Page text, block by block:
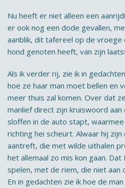
Nu heeft er niet alleen een
er ook nog een dode gevallen,
aanblik, dit tafereel op de vroege
hond genoten heeft, van zijn
Als ik verder rij, zie ik in
hoe ze haar man moet bellen en
meer thuis zal komen. Over dat
manlief direct zijn kruiswoord
sloffen in de auto stapt,
richting hei scheurt. Alwaar hij
aantreft, die met wilde uithalen
het allemaal zo mis kon gaan.
spelen, met de riem, die niet aan
En in gedachten zie ik hoe de